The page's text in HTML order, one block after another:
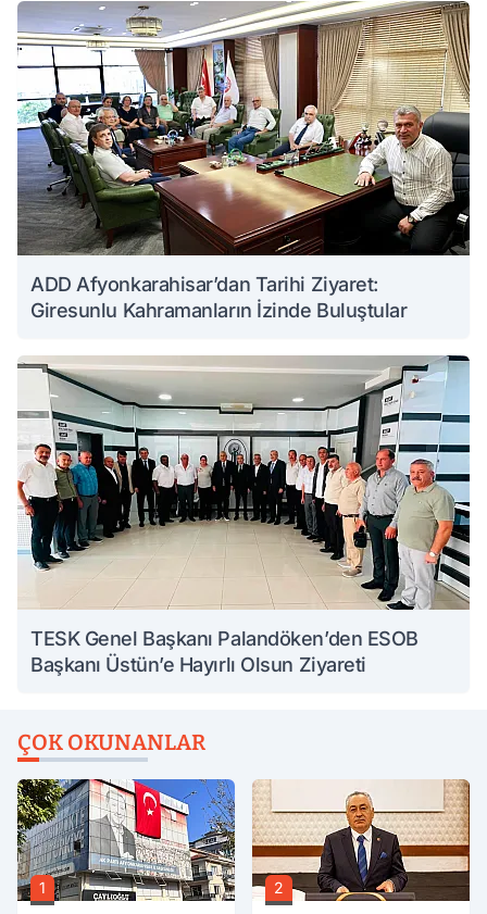
ADD Afyonkarahisar’dan Tarihi Ziyaret:
Giresunlu Kahramanların İzinde Buluştular
TESK Genel Başkanı Palandöken’den ESOB
Başkanı Üstün’e Hayırlı Olsun Ziyareti
ÇOK OKUNANLAR
1 2